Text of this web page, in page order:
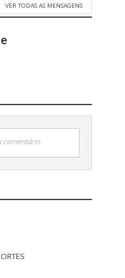
VER TODAS AS MENSAGENS
comentário